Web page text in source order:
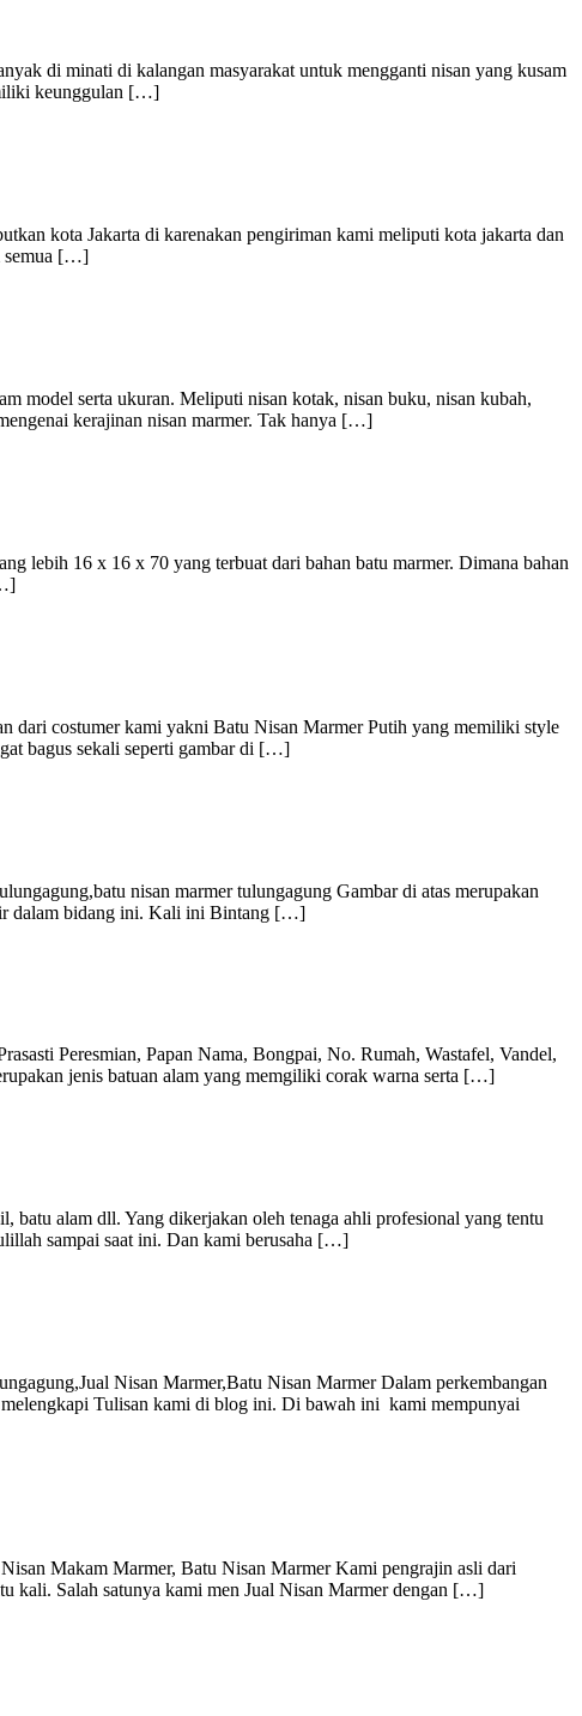
di minati di kalangan masyarakat untuk mengganti nisan yang kusam
keunggulan […]
kota Jakarta di karenakan pengiriman kami meliputi kota jakarta dan
semua […]
model serta ukuran. Meliputi nisan kotak, nisan buku, nisan kubah,
kerajinan nisan marmer. Tak hanya […]
lebih 16 x 16 x 70 yang terbuat dari bahan batu marmer. Dimana bahan
dari costumer kami yakni Batu Nisan Marmer Putih yang memiliki style
bagus sekali seperti gambar di […]
nisan marmer tulungagung Gambar di atas merupakan
dalam bidang ini. Kali ini Bintang […]
Peresmian, Papan Nama, Bongpai, No. Rumah, Wastafel, Vandel,
jenis batuan alam yang memgiliki corak warna serta […]
batu alam dll. Yang dikerjakan oleh tenaga ahli profesional yang tentu
sampai saat ini. Dan kami berusaha […]
Nisan Marmer,Batu Nisan Marmer Dalam perkembangan
Tulisan kami di blog ini. Di bawah ini kami mempunyai
Makam Marmer, Batu Nisan Marmer Kami pengrajin asli dari
kali. Salah satunya kami men Jual Nisan Marmer dengan […]